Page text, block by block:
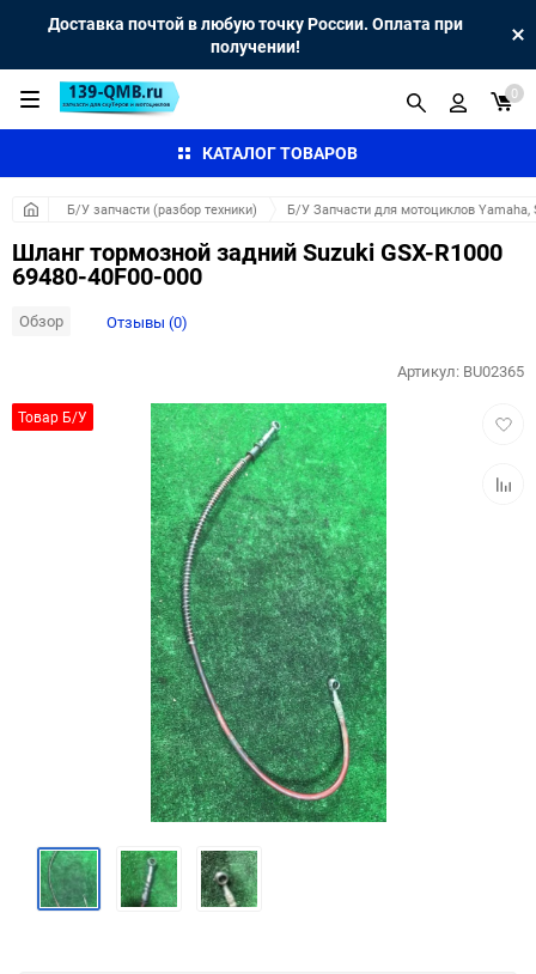
Доставка почтой в любую точку России. Оплата при
получении!
КАТАЛОГ ТОВАРОВ
0
Б/У запчасти (разбор техники) Б/У Запчасти для мотоциклов Yamaha,
Шланг тормозной задний Suzuki GSX-R1000
69480-40F00-000
Обзор Отзывы (0)
Товар Б/У
Артикул: BU02365